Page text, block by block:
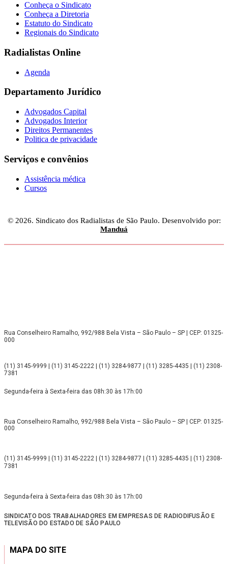
Conheça o Sindicato
Conheça a Diretoria
Estatuto do Sindicato
Regionais do Sindicato
Radialistas Online
Agenda
Departamento Jurídico
Advogados Capital
Advogados Interior
Direitos Permanentes
Politica de privacidade
Serviços e convênios
Assistência médica
Cursos
© 2026. Sindicato dos Radialistas de São Paulo. Desenvolvido por:
Manduá
Rua Conselheiro Ramalho, 992/988 Bela Vista – São Paulo – SP | CEP: 01325-
000
(11) 3145-9999 | (11) 3145-2222 | (11) 3284-9877 | (11) 3285-4435 | (11) 2308-
7381
Segunda-feira à Sexta-feira das 08h:30 às 17h:00
Rua Conselheiro Ramalho, 992/988 Bela Vista – São Paulo – SP | CEP: 01325-
000
(11) 3145-9999 | (11) 3145-2222 | (11) 3284-9877 | (11) 3285-4435 | (11) 2308-
7381
Segunda-feira à Sexta-feira das 08h:30 às 17h:00
SINDICATO DOS TRABALHADORES EM EMPRESAS DE RADIODIFUSÃO E
TELEVISÃO DO ESTADO DE SÃO PAULO
MAPA DO SITE